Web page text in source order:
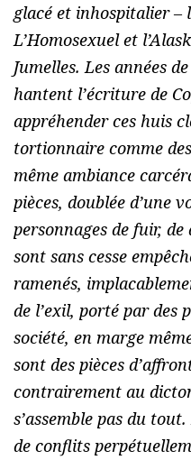
glacé et inhospitalier –
L’Homosexuel et
Jumelles. Les années
hantent l’écriture de
appréhender ces huis
tortionnaire comme
même ambiance
pièces, doublée d’une
personnages de fuir,
sont sans cesse
ramenés,
de l’exil, porté par des
société, en marge
sont des pièces
contrairement au
s’assemble pas du
de conflits